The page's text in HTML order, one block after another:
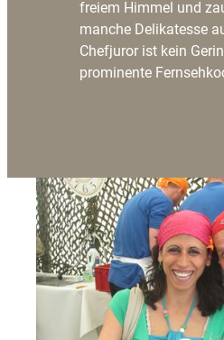
freiem Himmel und
manche Delikatesse
Chefjuror ist kein
prominente